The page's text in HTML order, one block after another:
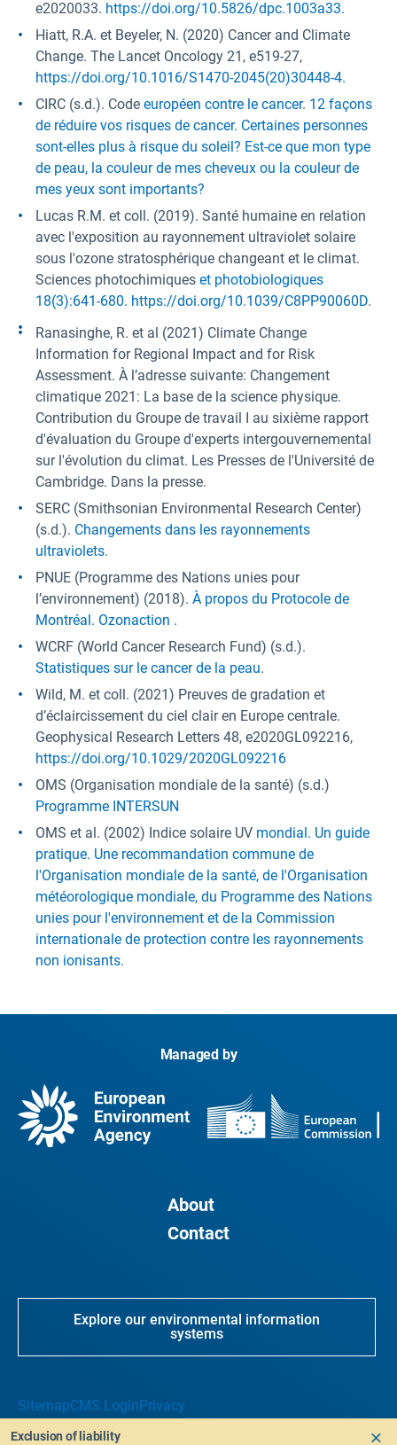
e2020033. https://doi.org/10.5826/dpc.1003a33.
Hiatt, R.A. et Beyeler, N. (2020) Cancer and Climate
Change. The Lancet Oncology 21, e519-27,
https://doi.org/10.1016/S1470-2045(20)30448-4.
CIRC (s.d.). Code européen contre le cancer. 12 façons
de réduire vos risques de cancer. Certaines personnes
sont-elles plus à risque du soleil? Est-ce que mon type
de peau, la couleur de mes cheveux ou la couleur de
mes yeux sont importants?
Lucas R.M. et coll. (2019). Santé humaine en relation
avec l'exposition au rayonnement ultraviolet solaire
sous l'ozone stratosphérique changeant et le climat.
Sciences photochimiques et photobiologiques
18(3):641-680. https://doi.org/10.1039/C8PP90060D.
Ranasinghe, R. et al (2021) Climate Change
Information for Regional Impact and for Risk
Assessment. À l’adresse suivante: Changement
climatique 2021: La base de la science physique.
Contribution du Groupe de travail I au sixième rapport
d'évaluation du Groupe d'experts intergouvernemental
sur l'évolution du climat. Les Presses de l'Université de
Cambridge. Dans la presse.
SERC (Smithsonian Environmental Research Center)
(s.d.). Changements dans les rayonnements
ultraviolets.
PNUE (Programme des Nations unies pour
l’environnement) (2018). À propos du Protocole de
Montréal. Ozonaction .
WCRF (World Cancer Research Fund) (s.d.).
Statistiques sur le cancer de la peau.
Wild, M. et coll. (2021) Preuves de gradation et
d’éclaircissement du ciel clair en Europe centrale.
Geophysical Research Letters 48, e2020GL092216,
https://doi.org/10.1029/2020GL092216
OMS (Organisation mondiale de la santé) (s.d.)
Programme INTERSUN
OMS et al. (2002) Indice solaire UV mondial. Un guide
pratique. Une recommandation commune de
l'Organisation mondiale de la santé, de l'Organisation
météorologique mondiale, du Programme des Nations
unies pour l'environnement et de la Commission
internationale de protection contre les rayonnements
non ionisants.
Managed by
About
Contact
Explore our environmental information
systems
SitemapCMS Login Privacy
Exclusion of liability